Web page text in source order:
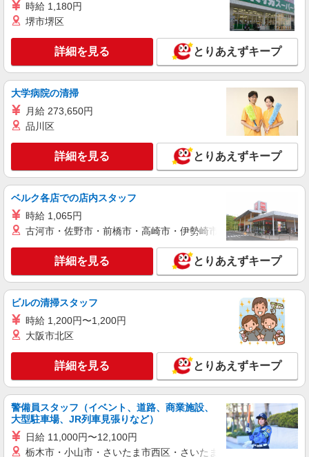
支援特別手当含む ※居住支援特別手当は勤続5年
目までの方はさらに1万円支給（再入社は除く）
◎賞与：基本給2.08ヶ月分/年支給 ◎残業時は別途
時間外手当支給（超過1分〜）
キープ 詳細を見る
アルバイト パート
SOMPOケア 練馬 訪問介護/2137cc3
ーーーーーーー
東京都練馬区豊玉北4-11-10
キープ 詳細を見る
そんぽの家S 江古田/2010ba1
介護スタッフ
【介護福祉士】 月給：308,300円 年収例：410
万円〜 ※下記毎月平均的に支払われる手当を含み
ます。 ・職務手当 ・特別職務手当 ・特別地域手
当 ・（東京都）居住支援特別手当 ・働きがい向上
手当 ・特別夜勤手当 ・日祝手当（月平均2回分）
・夜勤手当（月平均6回分） ※居住支援特別手当
は勤続5年目までの方はさらに1万円支給（再入社
業時は別途時間外手当支給（超過1分〜）
東京都練馬区旭丘2丁目5-2
キープ 詳細を見る
そんぽの家S 上石神井/2009bc2
★（東京都）居住支援特別手当対象求人 【介
護福祉士】時給1,610円 ◎週20時間以上勤務（社
保加入者）の場合は時給1,660円 ＊夜間（18:00〜
19:00）：時給2,013円〜 ＊日曜祝日：時給1,910
円〜 【実務者研修・初任者研修（ヘルパー1級・2
東京都練馬区上石神井2丁目22-27
キープ 詳細を見る
時給 1,180円
堺市堺区
詳細を見る とりあえずキープ
大学病院の清掃
月給 273,650円
品川区
詳細を見る とりあえずキープ
ベルク各店での店内スタッフ
時給 1,065円
古河市・佐野市・前橋市・高崎市・伊勢崎市・太田市・館林市
詳細を見る とりあえずキープ
ビルの清掃スタッフ
時給 1,200円〜1,200円
大阪市北区
詳細を見る とりあえずキープ
警備員スタッフ（イベント、道路、商業施設、
大型駐車場、JR列車見張りなど）
日給 11,000円〜12,100円
栃木市・小山市・さいたま市西区・さいたま市岩槻区・久喜市・